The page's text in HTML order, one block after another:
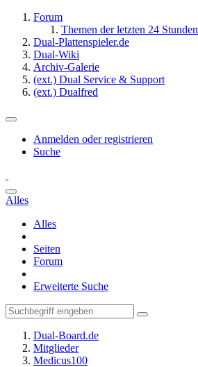
Forum
Themen der letzten 24 Stunden
Dual-Plattenspieler.de
Dual-Wiki
Archiv-Galerie
(ext.) Dual Service & Support
(ext.) Dualfred
Anmelden oder registrieren
Suche
Alles
Alles
Seiten
Forum
Erweiterte Suche
Dual-Board.de
Mitglieder
Medicus100